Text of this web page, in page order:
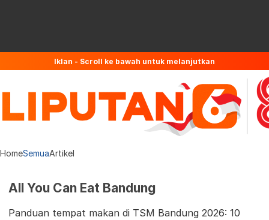
Iklan - Scroll ke bawah untuk melanjutkan
HomeSemuaArtikel
All You Can Eat Bandung
Panduan tempat makan di TSM Bandung 2026: 10